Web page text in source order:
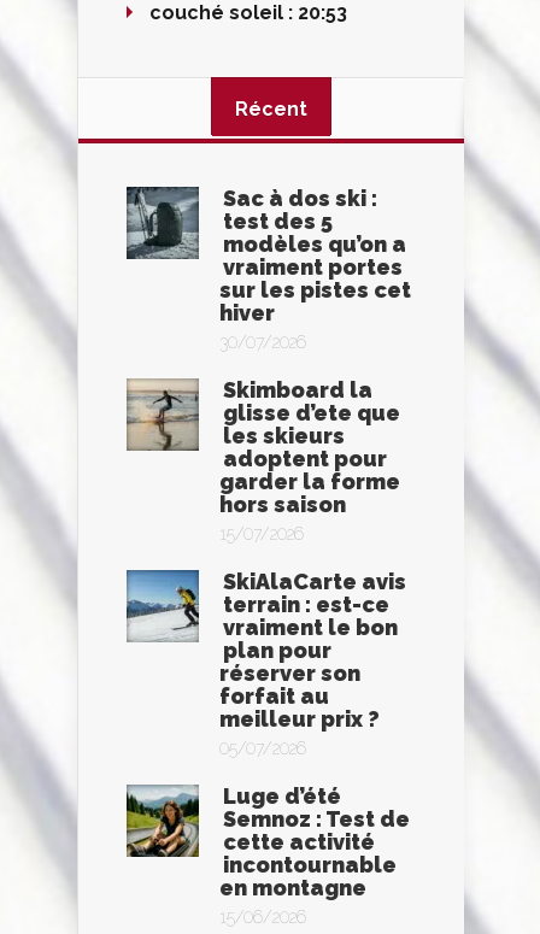
couché soleil : 20:53
Récent
Sac à dos ski :
test des 5
modèles qu’on a
vraiment portes
sur les pistes cet
hiver
30/07/2026
Skimboard la
glisse d’ete que
les skieurs
adoptent pour
garder la forme
hors saison
15/07/2026
SkiAlaCarte avis
terrain : est-ce
vraiment le bon
plan pour
réserver son
forfait au
meilleur prix ?
05/07/2026
Luge d’été
Semnoz : Test de
cette activité
incontournable
en montagne
15/06/2026